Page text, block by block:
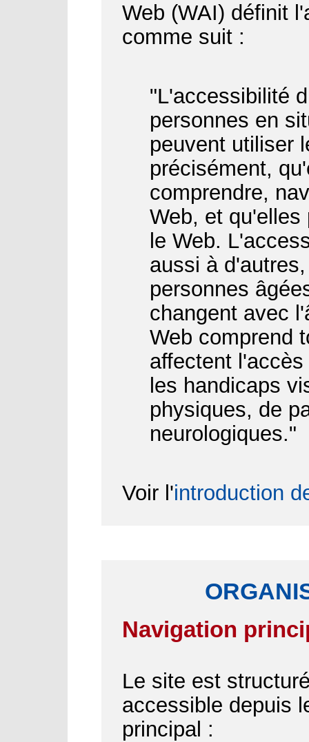
Web (WAI) définit
comme suit :
"L'accessibilité
personnes en
peuvent utiliser
précisément,
comprendre,
Web, et qu'elles
le Web.
aussi à
personnes
changent avec
Web comprend
affectent
les handicaps
physiques, de
neurologiques."
Voir l'introduction
Navigation
Le site est
accessible depuis
principal :